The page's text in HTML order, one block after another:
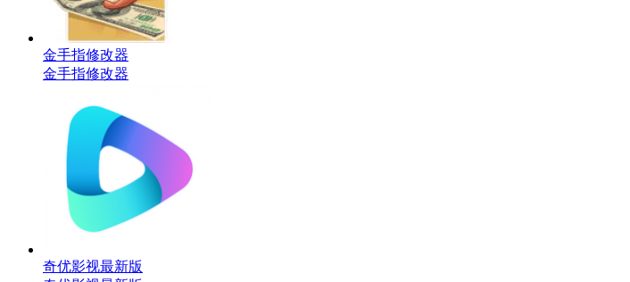
金手指修改器
金手指修改器
奇优影视最新版